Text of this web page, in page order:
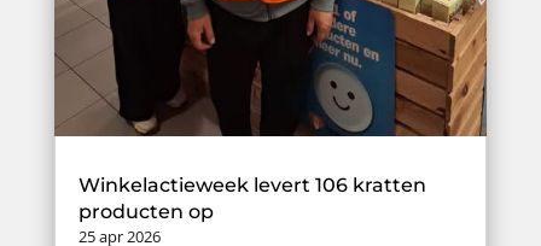
Winkelactieweek levert 106 kratten
producten op
25 apr 2026